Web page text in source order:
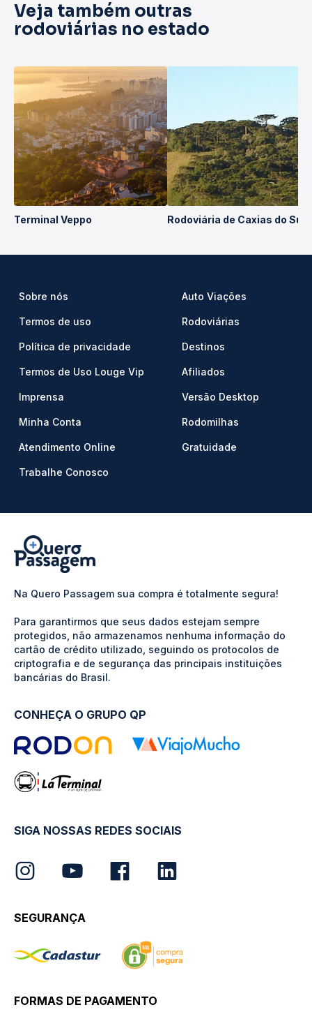
Veja também outras
rodoviárias no estado
Terminal Veppo Rodoviária de Caxias do Sul
Sobre nós
Termos de uso
Política de privacidade
Termos de Uso Louge Vip
Imprensa
Minha Conta
Atendimento Online
Trabalhe Conosco
Auto Viações
Rodoviárias
Destinos
Afiliados
Versão Desktop
Rodomilhas
Gratuidade
Na Quero Passagem sua compra é totalmente segura!
Para garantirmos que seus dados estejam sempre
protegidos, não armazenamos nenhuma informação do
cartão de crédito utilizado, seguindo os protocolos de
criptografia e de segurança das principais instituições
bancárias do Brasil.
CONHEÇA O GRUPO QP
SIGA NOSSAS REDES SOCIAIS
SEGURANÇA
FORMAS DE PAGAMENTO